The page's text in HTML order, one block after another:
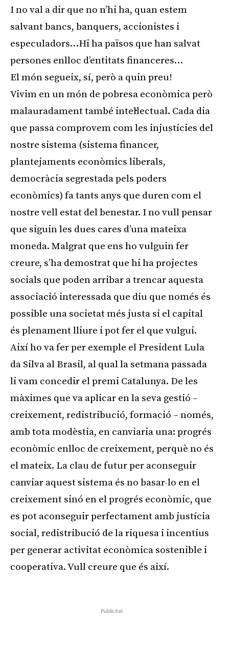
I no val a dir que no n’hi ha, quan estem
salvant bancs, banquers, accionistes i
especuladors…Hi ha països que han salvat
persones enlloc d’entitats financeres…
El món segueix, sí, però a quin preu!
Vivim en un món de pobresa econòmica però
malauradament també intel·lectual. Cada dia
que passa comprovem com les injustícies del
nostre sistema (sistema financer,
plantejaments econòmics liberals,
democràcia segrestada pels poders
econòmics) fa tants anys que duren com el
nostre vell estat del benestar. I no vull pensar
que siguin les dues cares d’una mateixa
moneda. Malgrat que ens ho vulguin fer
creure, s’ha demostrat que hi ha projectes
socials que poden arribar a trencar aquesta
associació interessada que diu que només és
possible una societat més justa si el capital
és plenament lliure i pot fer el que vulgui.
Així ho va fer per exemple el President Lula
da Silva al Brasil, al qual la setmana passada
li vam concedir el premi Catalunya. De les
màximes que va aplicar en la seva gestió –
creixement, redistribució, formació – només,
amb tota modèstia, en canviaria una: progrés
econòmic enlloc de creixement, perquè no és
el mateix. La clau de futur per aconseguir
canviar aquest sistema és no basar-lo en el
creixement sinó en el progrés econòmic, que
es pot aconseguir perfectament amb justícia
social, redistribució de la riquesa i incentius
per generar activitat econòmica sostenible i
cooperativa. Vull creure que és així.
Publicitat